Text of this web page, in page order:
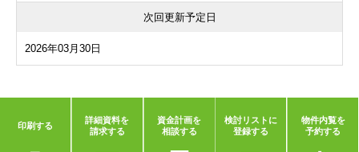
次回更新予定日
2026年03月30日
印刷する
詳細資料を
請求する
資金計画を
相談する
検討リストに
登録する
物件内覧を
予約する